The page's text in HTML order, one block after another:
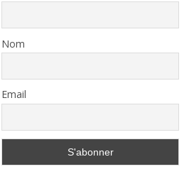
Nom
Email